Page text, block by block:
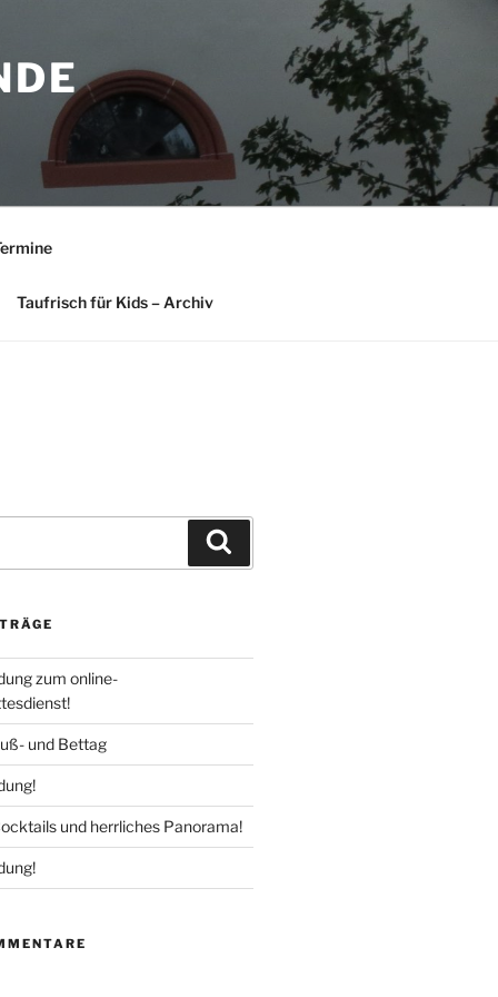
Taufrisch für Kids – Archiv
zum online-
und Bettag
und herrliches Panorama!